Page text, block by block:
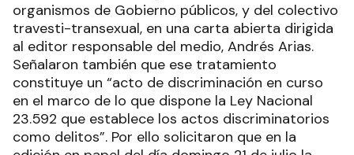
organismos de Gobierno públicos, y del colectivo
travesti-transexual, en una carta abierta dirigida
al editor responsable del medio, Andrés Arias.
Señalaron también que ese tratamiento
constituye un “acto de discriminación en curso
en el marco de lo que dispone la Ley Nacional
23.592 que establece los actos discriminatorios
como delitos”. Por ello solicitaron que en la